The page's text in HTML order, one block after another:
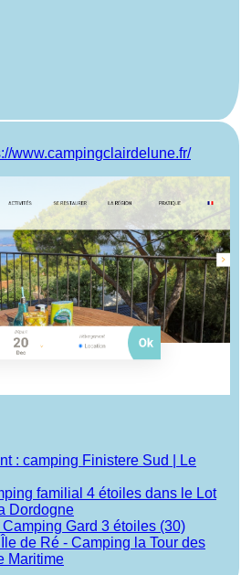
www.campingclairdelune.fr/
: camping Finistere Sud | Le
familial 4 étoiles dans le Lot
Dordogne
Gard 3 étoiles (30)
de Ré - Camping la Tour des
Maritime